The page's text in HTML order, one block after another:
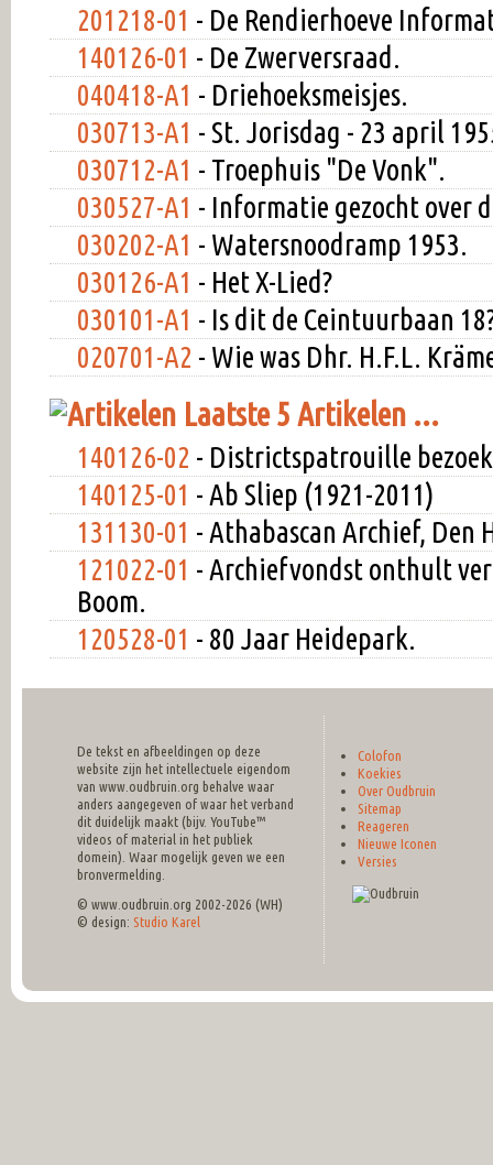
201218-01 - De Rendierhoeve
140126-01 - De Zwerversraad.
040418-A1 - Driehoeksmeisjes.
030713-A1 - St. Jorisdag - 23 april
030712-A1 - Troephuis "De Vonk".
030527-A1 - Informatie gezocht over
030202-A1 - Watersnoodramp 1953.
030126-A1 - Het X-Lied?
030101-A1 - Is dit de Ceintuurbaan
020701-A2 - Wie was Dhr. H.F.L.
Laatste 5 Artikelen ...
140126-02 - Districtspatrouille
140125-01 - Ab Sliep (1921-2011)
131130-01 - Athabascan Archief, Den
121022-01 - Archiefvondst onthult
Boom.
120528-01 - 80 Jaar Heidepark.
De tekst en afbeeldingen op deze
website zijn het intellectuele eigendom
van www.oudbruin.org behalve waar
anders aangegeven of waar het verband
dit duidelijk maakt (bijv. YouTube™
videos of material in het publiek
domein). Waar mogelijk geven we een
bronvermelding.
© www.oudbruin.org 2002-2026 (WH)
© design: Studio Karel
Colofon
Koekies
Over Oudbruin
Sitemap
Reageren
Nieuwe Iconen
Versies